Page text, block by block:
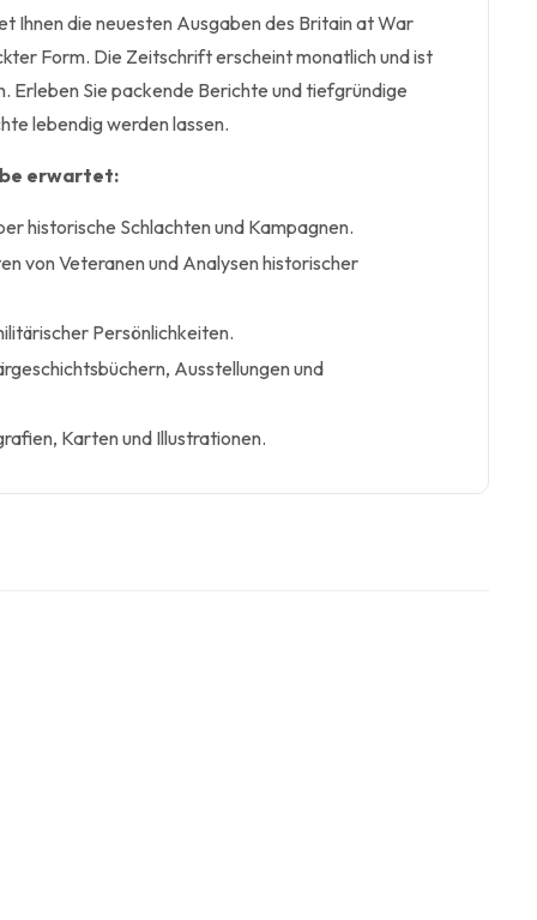
Ihnen die neuesten Ausgaben des Britain at War
Form. Die Zeitschrift erscheint monatlich und ist
Erleben Sie packende Berichte und tiefgründige
lebendig werden lassen.
erwartet:
historische Schlachten und Kampagnen.
von Veteranen und Analysen historischer
Persönlichkeiten.
Ausstellungen und
Karten und Illustrationen.